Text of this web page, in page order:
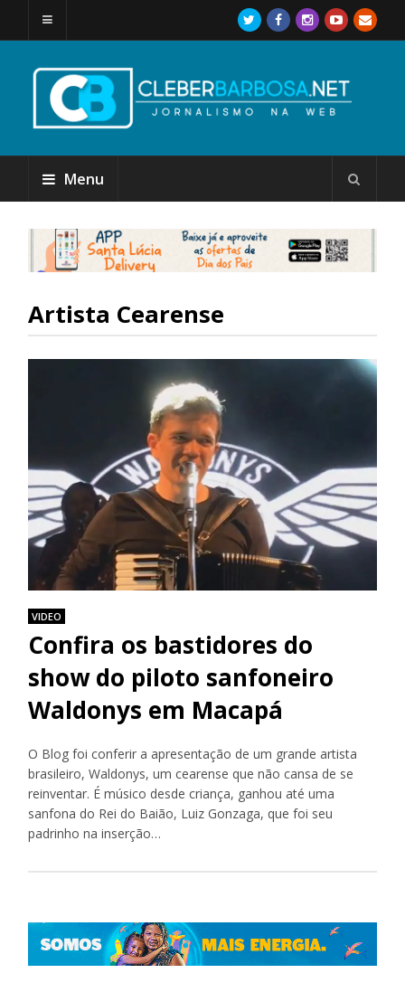
Menu
Artista Cearense
VIDEO
Confira os bastidores do
show do piloto sanfoneiro
Waldonys em Macapá
O Blog foi conferir a apresentação de um grande artista
brasileiro, Waldonys, um cearense que não cansa de se
reinventar. É músico desde criança, ganhou até uma
sanfona do Rei do Baião, Luiz Gonzaga, que foi seu
padrinho na inserção…